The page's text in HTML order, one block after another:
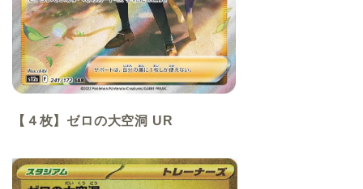
【４枚】ゼロの大空洞 UR